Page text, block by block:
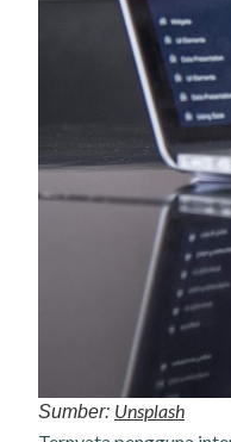
Sumber: Unsplash